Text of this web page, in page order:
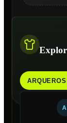
ARQUEROS